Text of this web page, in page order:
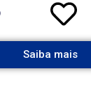
Saiba mais